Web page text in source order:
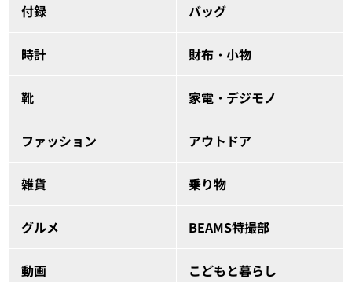
付録 バッグ
時計 財布・小物
靴 家電・デジモノ
ファッション アウトドア
雑貨 乗り物
グルメ BEAMS特撮部
動画 こどもと暮らし